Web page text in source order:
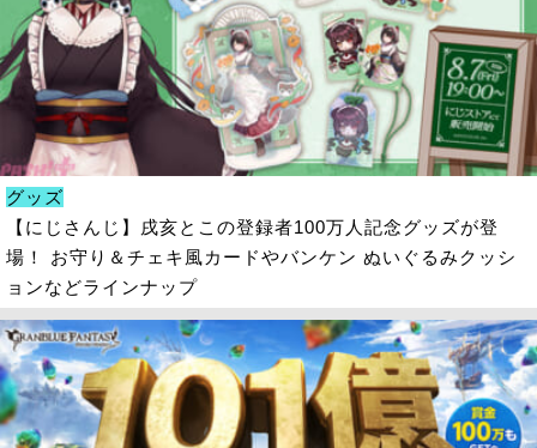
グッズ
【にじさんじ】戌亥とこの登録者100万人記念グッズが登
場！ お守り＆チェキ風カードやバンケン ぬいぐるみクッシ
ョンなどラインナップ